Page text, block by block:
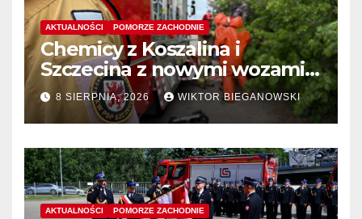
AKTUALNOŚCI POMORZE ZACHODNIE
Chemicy z Koszalina i
Szczecina z nowymi wozami –
wyłoniono wykonawcę
8 SIERPNIA, 2026 WIKTOR BIEGANOWSKI
AKTUALNOŚCI POMORZE ZACHODNIE